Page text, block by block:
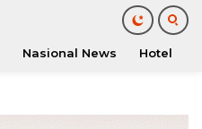
Nasional News Hotel